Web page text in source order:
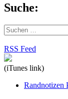
Suche:
Suchen
nach:
RSS Feed
(iTunes link)
Randnotizen